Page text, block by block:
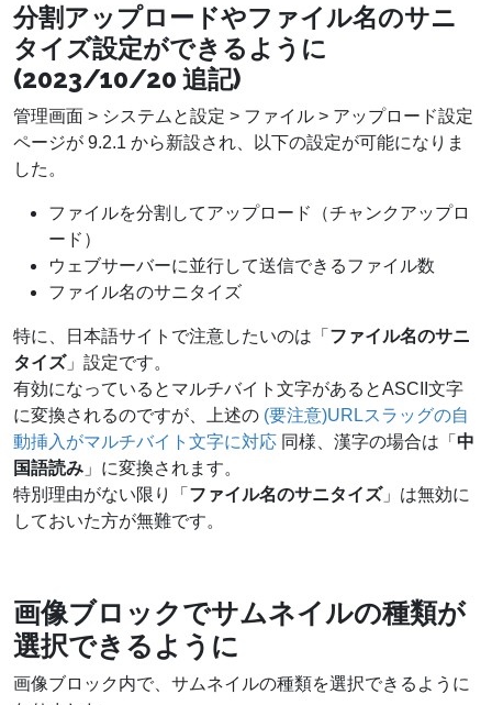
分割アップロードやファイル名のサニ
タイズ設定ができるように
(2023/10/20 追記)
管理画面 > システムと設定 > ファイル > アップロード設定
ページが 9.2.1 から新設され、以下の設定が可能になりま
した。
ファイルを分割してアップロード（チャンクアップロ
ード）
ウェブサーバーに並行して送信できるファイル数
ファイル名のサニタイズ
特に、日本語サイトで注意したいのは「 ファイル名のサニ
タイズ」設定です。
有効になっているとマルチバイト文字があるとASCII文字
に変換されるのですが、上述の (要注意)URLスラッグの自
動挿入がマルチバイト文字に対応 同様、漢字の場合は「 中
国語読み 」に変換されます。
特別理由がない限り「 ファイル名のサニタイズ」は無効に
しておいた方が無難です。
画像ブロックでサムネイルの種類が
選択できるように
画像ブロック内で、サムネイルの種類を選択できるように